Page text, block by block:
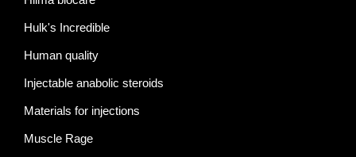
Hulk's Incredible
Human quality
Injectable anabolic steroids
Materials for injections
Muscle Rage